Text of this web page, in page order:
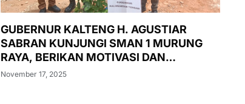
GUBERNUR KALTENG H. AGUSTIAR
SABRAN KUNJUNGI SMAN 1 MURUNG
RAYA, BERIKAN MOTIVASI DAN
LUNCURKAN PASAR MURAH,
November 17, 2025